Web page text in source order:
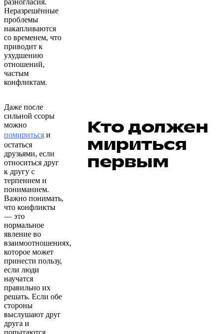
Неразрешённые
проблемы
накапливаются
со временем, что
приводит к
ухудшению
отношений,
частым
конфликтам.
Даже после
сильной ссоры
можно
помириться и
остаться
друзьями, если
относиться друг
к другу с
терпением и
пониманием.
Важно понимать,
что конфликты
— это
нормальное
явление во
взаимоотношениях,
которое может
принести пользу,
если люди
научатся
правильно их
решать. Если обе
стороны
выслушают друг
друга и
попытаются
Кто должен
мириться
первым